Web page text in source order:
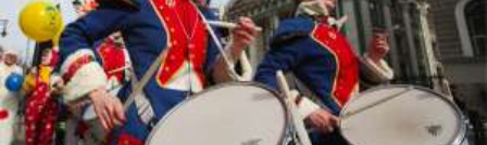
ПРОИСШЕСТВИЯ
СОННИК
СТИЛЬ ЖИЗНИ